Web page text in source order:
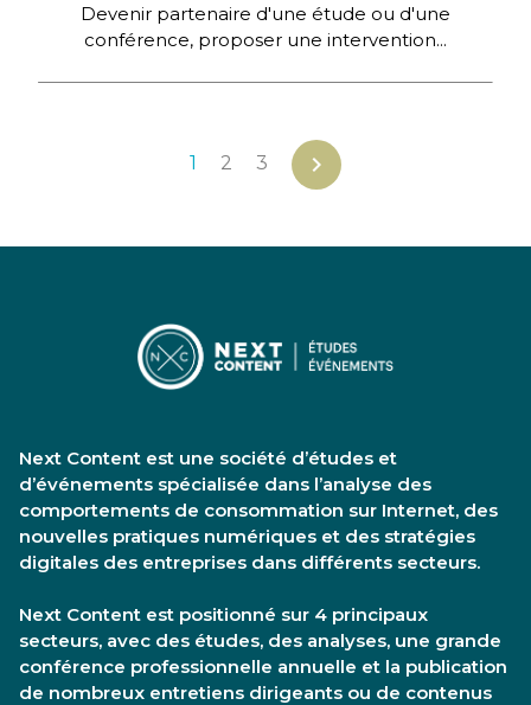
Devenir partenaire d'une étude ou d'une
conférence, proposer une intervention...
1 2 3 chevron_right
Next Content est une société d’études et
d’événements spécialisée dans l’analyse des
comportements de consommation sur Internet, des
nouvelles pratiques numériques et des stratégies
digitales des entreprises dans différents secteurs.
Next Content est positionné sur 4 principaux
secteurs, avec des études, des analyses, une grande
conférence professionnelle annuelle et la publication
de nombreux entretiens dirigeants ou de contenus